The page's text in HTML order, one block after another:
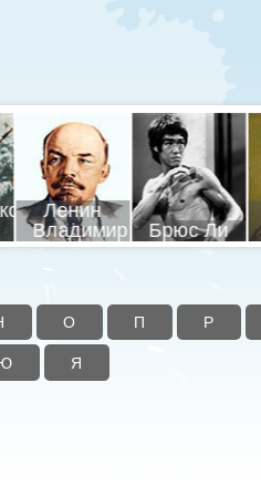
Ленин
Владимир
Брюс Ли
О П Р
Я